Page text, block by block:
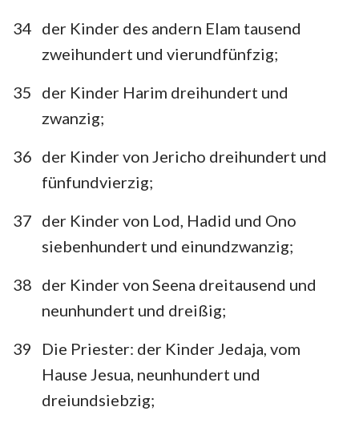
34 der Kinder des andern Elam tausend
zweihundert und vierundfünfzig;
35
der Kinder Harim dreihundert und
zwanzig;
36 der Kinder von Jericho dreihundert und
fünfundvierzig;
37 der Kinder von Lod, Hadid und Ono
siebenhundert und einundzwanzig;
38 der Kinder von Seena dreitausend und
neunhundert und dreißig;
39
Die Priester: der Kinder Jedaja, vom
Hause Jesua, neunhundert und
dreiundsiebzig;